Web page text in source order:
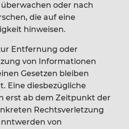
oder nach
die auf eine
hinweisen.
Entfernung oder
von Informationen
Gesetzen bleiben
Eine diesbezügliche
erst ab dem Zeitpunkt der
Rechtsverletzung
von